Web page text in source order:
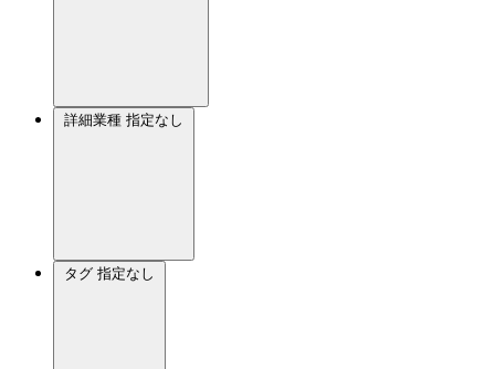
詳細業種 指定なし
タグ 指定なし